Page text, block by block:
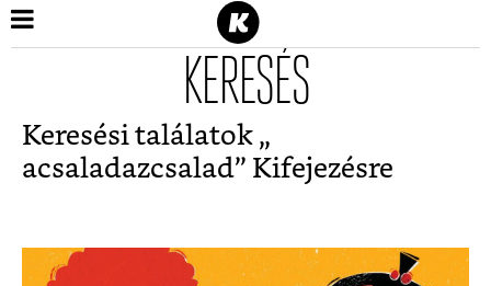
KERESÉS
Keresési találatok „
acsaladazcsalad” Kifejezésre